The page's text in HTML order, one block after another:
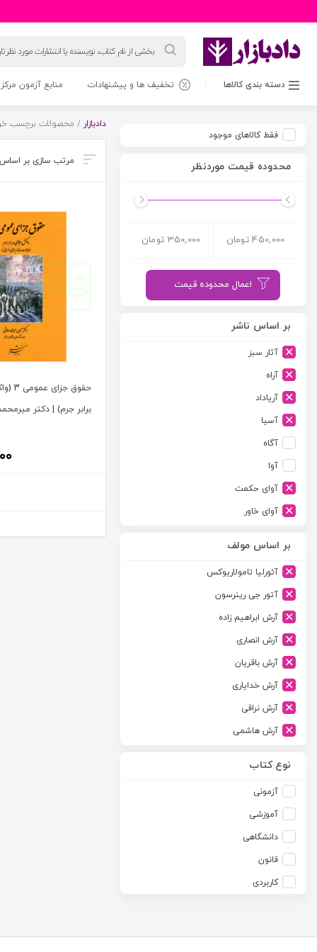
محصولات
دسته بندی کالاها تخفیف ها و پیشنهادات منابع آزمون
فقط کالاهای موجود
محدوده قیمت موردنظر
350,000 تومان 450,000 تومان
اعمال محدوده قیمت
بر اساس ناشر
آثار سبز
آراه
آریاداد
آسیا
آگاه
آوا
آوای حکمت
آوای خاور
آیدین
ارجمند
ارسطو
ارشد
اسلامیه
اشکان
اطلاعات
امجد
امید انقلاب
بر اساس مولف
آئورلیا تامولاریوکس
آتور جی رینرسون
آرش ابراهیم زاده
آرش انصاری
آرش باقریان
آرش خدایاری
آرش نراقی
آرش هاشمی
آزاده صادقی
آزیتا قربانی رحیم
آلبرت ون دایسی
آلن ردفرن
آمنه باخدا
آنتونی آگوس
نوع کتاب
آزمونی
آموزشی
دانشگاهی
قانون
کاربردی
دادبازار / محصولات برچسب
حقوق
برابر جرم) | دکتر